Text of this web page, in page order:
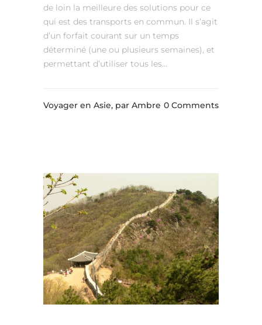
de loin la meilleure des solutions pour ce
qui est des transports en commun. Il s’agit
d’un forfait courant sur un temps
déterminé (une ou plusieurs semaines), et
permettant d’utiliser tous les...
Voyager en Asie, par Ambre 0 Comments